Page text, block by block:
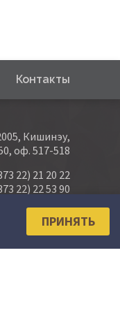
Контакты
Кишинэу,
оф. 517-518
22) 21 20 22
22) 22 53 90
ПРИНЯТЬ